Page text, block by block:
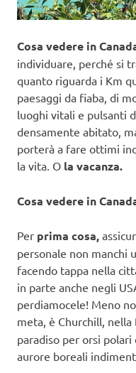
Cosa vedere in
individuare, perché si
quanto riguarda i Km
paesaggi da fiaba, di
luoghi vitali e pulsanti
densamente abitato,
porterà a fare ottimi
la vita. O la vacanza.
Cosa vedere in
Per prima cosa,
personale non manchi
facendo tappa nella
in parte anche negli
perdiamocele! Meno
meta, è Churchill, nella
paradiso per orsi polari
aurore boreali